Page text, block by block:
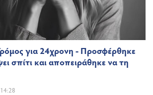
για 24χρονη - Προσφέρθηκε
σπίτι και αποπειράθηκε να τη